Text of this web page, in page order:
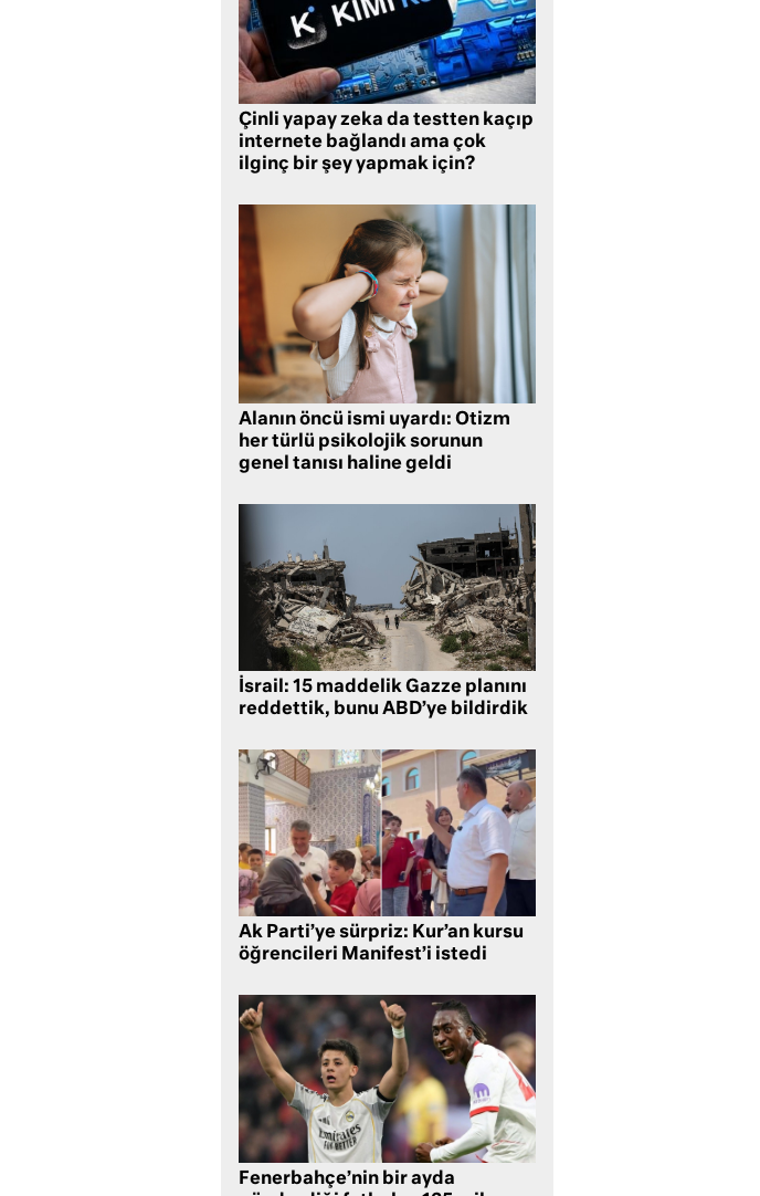
Çinli yapay zeka da testten kaçıp
internete bağlandı ama çok
ilginç bir şey yapmak için?
Alanın öncü ismi uyardı: Otizm
her türlü psikolojik sorunun
genel tanısı haline geldi
İsrail: 15 maddelik Gazze planını
reddettik, bunu ABD’ye bildirdik
Ak Parti’ye sürpriz: Kur’an kursu
öğrencileri Manifest’i istedi
Fenerbahçe’nin bir ayda